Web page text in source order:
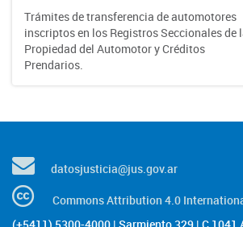
Trámites de transferencia de automotores
inscriptos en los Registros Seccionales de
Propiedad del Automotor y Créditos
Prendarios.
datosjusticia@jus.gov.ar
Commons Attribution 4.0